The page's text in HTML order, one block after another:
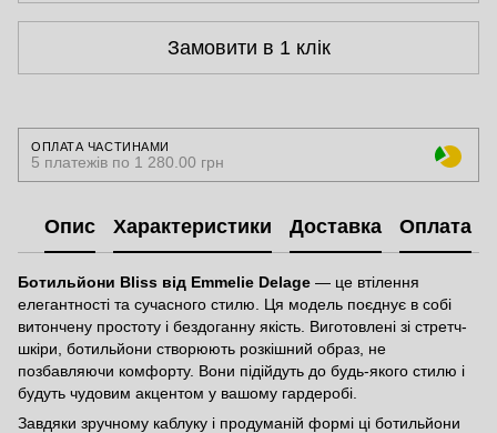
Замовити в 1 клік
ОПЛАТА ЧАСТИНАМИ
5 платежів по 1 280.00 грн
Опис Характеристики Доставка Оплата
Ботильйони Bliss від Emmelie Delage — це втілення
елегантності та сучасного стилю. Ця модель поєднує в собі
витончену простоту і бездоганну якість. Виготовлені зі стретч-
шкіри, ботильйони створюють розкішний образ, не
позбавляючи комфорту. Вони підійдуть до будь-якого стилю і
будуть чудовим акцентом у вашому гардеробі.
Завдяки зручному каблуку і продуманій формі ці ботильйони